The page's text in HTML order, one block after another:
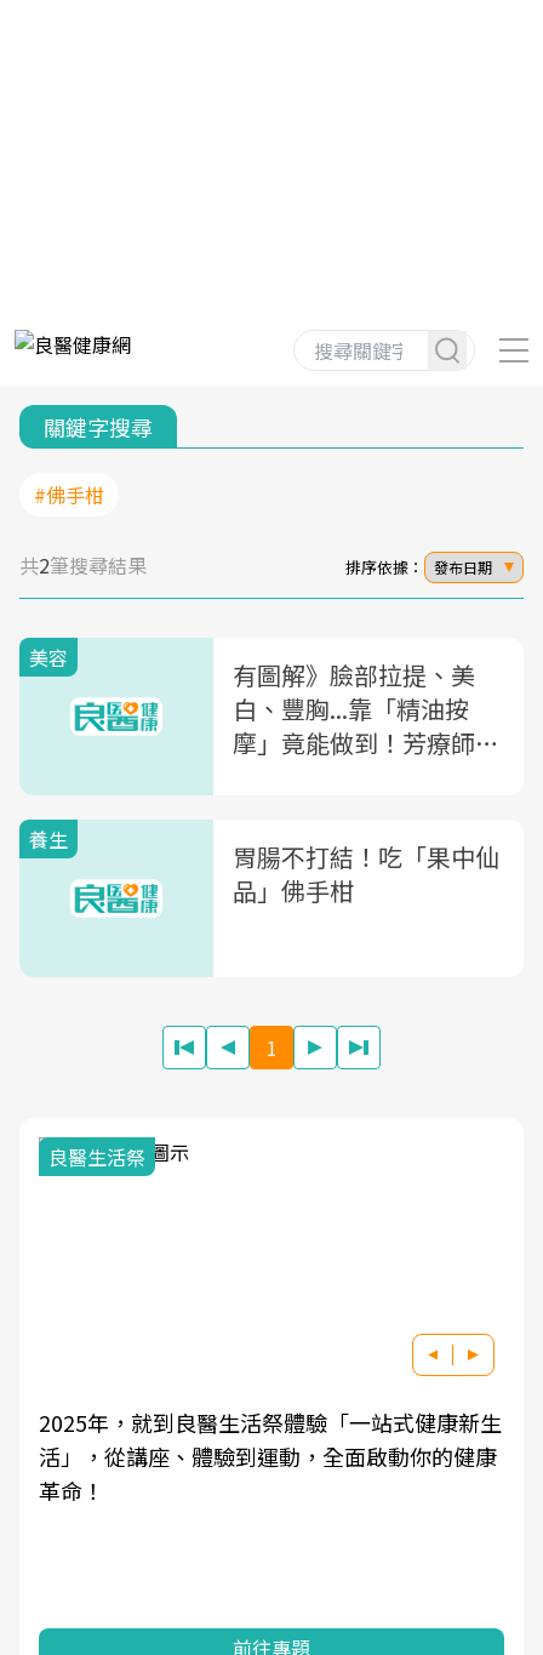
關鍵字搜尋
#佛手柑
共2筆搜尋結果 排序依據： 發布日期
美容
有圖解》臉部拉提、美
白、豐胸...靠「精油按
摩」竟能做到！芳療師公
養生
胃腸不打結！吃「果中仙
品」佛手柑
1
良醫生活祭
2025年，就到良醫生活祭體驗「一站式健康新生
活」，從講座、體驗到運動，全面啟動你的健康
革命！
前往專題